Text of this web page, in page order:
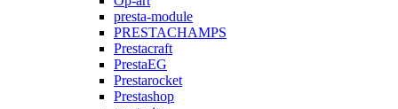
presta-module
PRESTACHAMPS
Prestacraft
PrestaEG
Prestarocket
Prestashop